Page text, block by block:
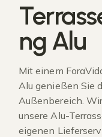
ng Alu
Mit einem
Alu genießen Sie
Außenbereich.
unsere Alu-
eigenen